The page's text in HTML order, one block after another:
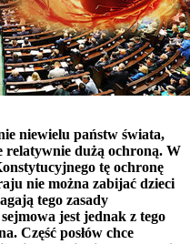
niewielu państw świata,
relatywnie dużą ochroną. W
tę ochronę
nie można zabijać dzieci
tego zasady
jest jednak z tego
Część posłów chce